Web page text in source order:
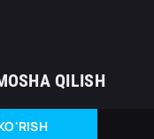
QILISH